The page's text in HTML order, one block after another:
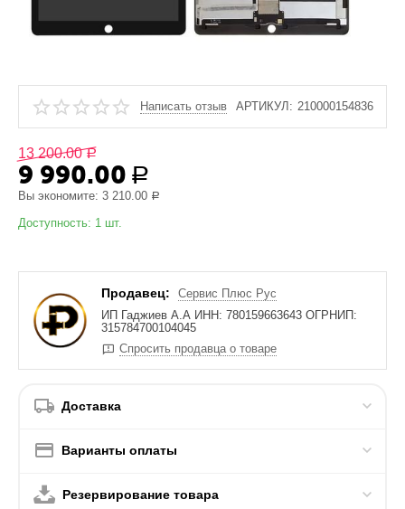
Написать отзыв АРТИКУЛ: 210000154836
13 200.00 Р
9 990.00 Р
Вы экономите:3 210.00 Р
Доступность: 1 шт.
Продавец:
Сервис Плюс Рус
ИП Гаджиев А.А ИНН: 780159663643 ОГРНИП:
315784700104045
Спросить продавца о товаре
Доставка
Варианты оплаты
Резервирование товара